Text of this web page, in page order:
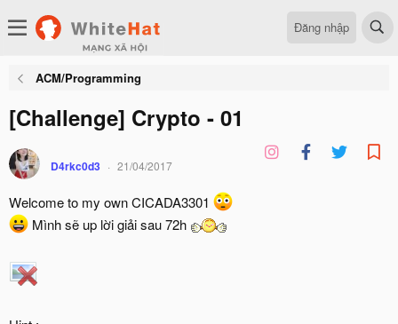
Đăng nhập
ACM/Programming
[Challenge] Crypto - 01
D4rkc0d3 21/04/2017
Welcome to my own CICADA3301
Mình sẽ up lời giải sau 72h